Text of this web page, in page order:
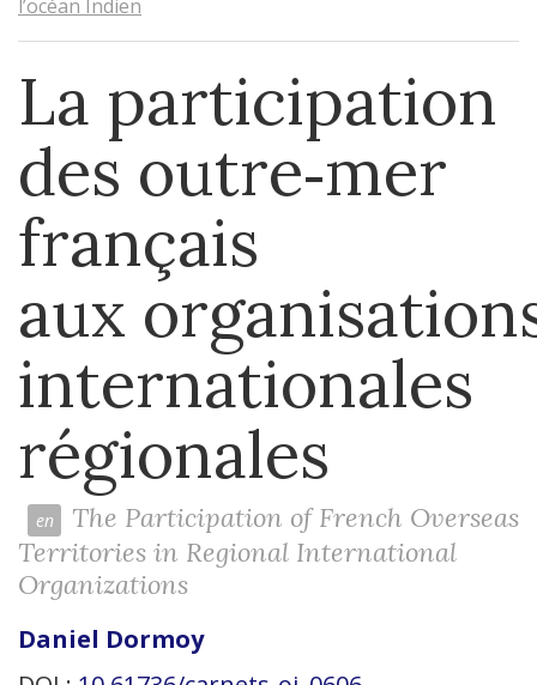
l’océan Indien
La participation
des outre‑mer
français
aux
internationales
régionales
The Participation of French Overseas
Territories in Regional International
Organizations
Daniel Dormoy